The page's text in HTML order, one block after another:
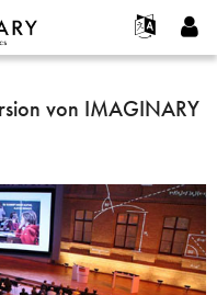
erstellen
von IMAGINARY